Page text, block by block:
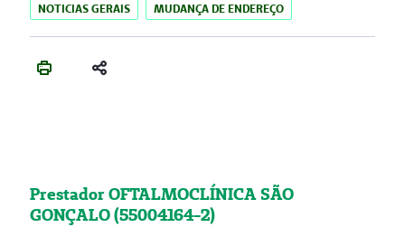
NOTICIAS GERAIS MUDANÇA DE ENDEREÇO
Prestador OFTALMOCLÍNICA SÃO
GONÇALO (55004164-2)